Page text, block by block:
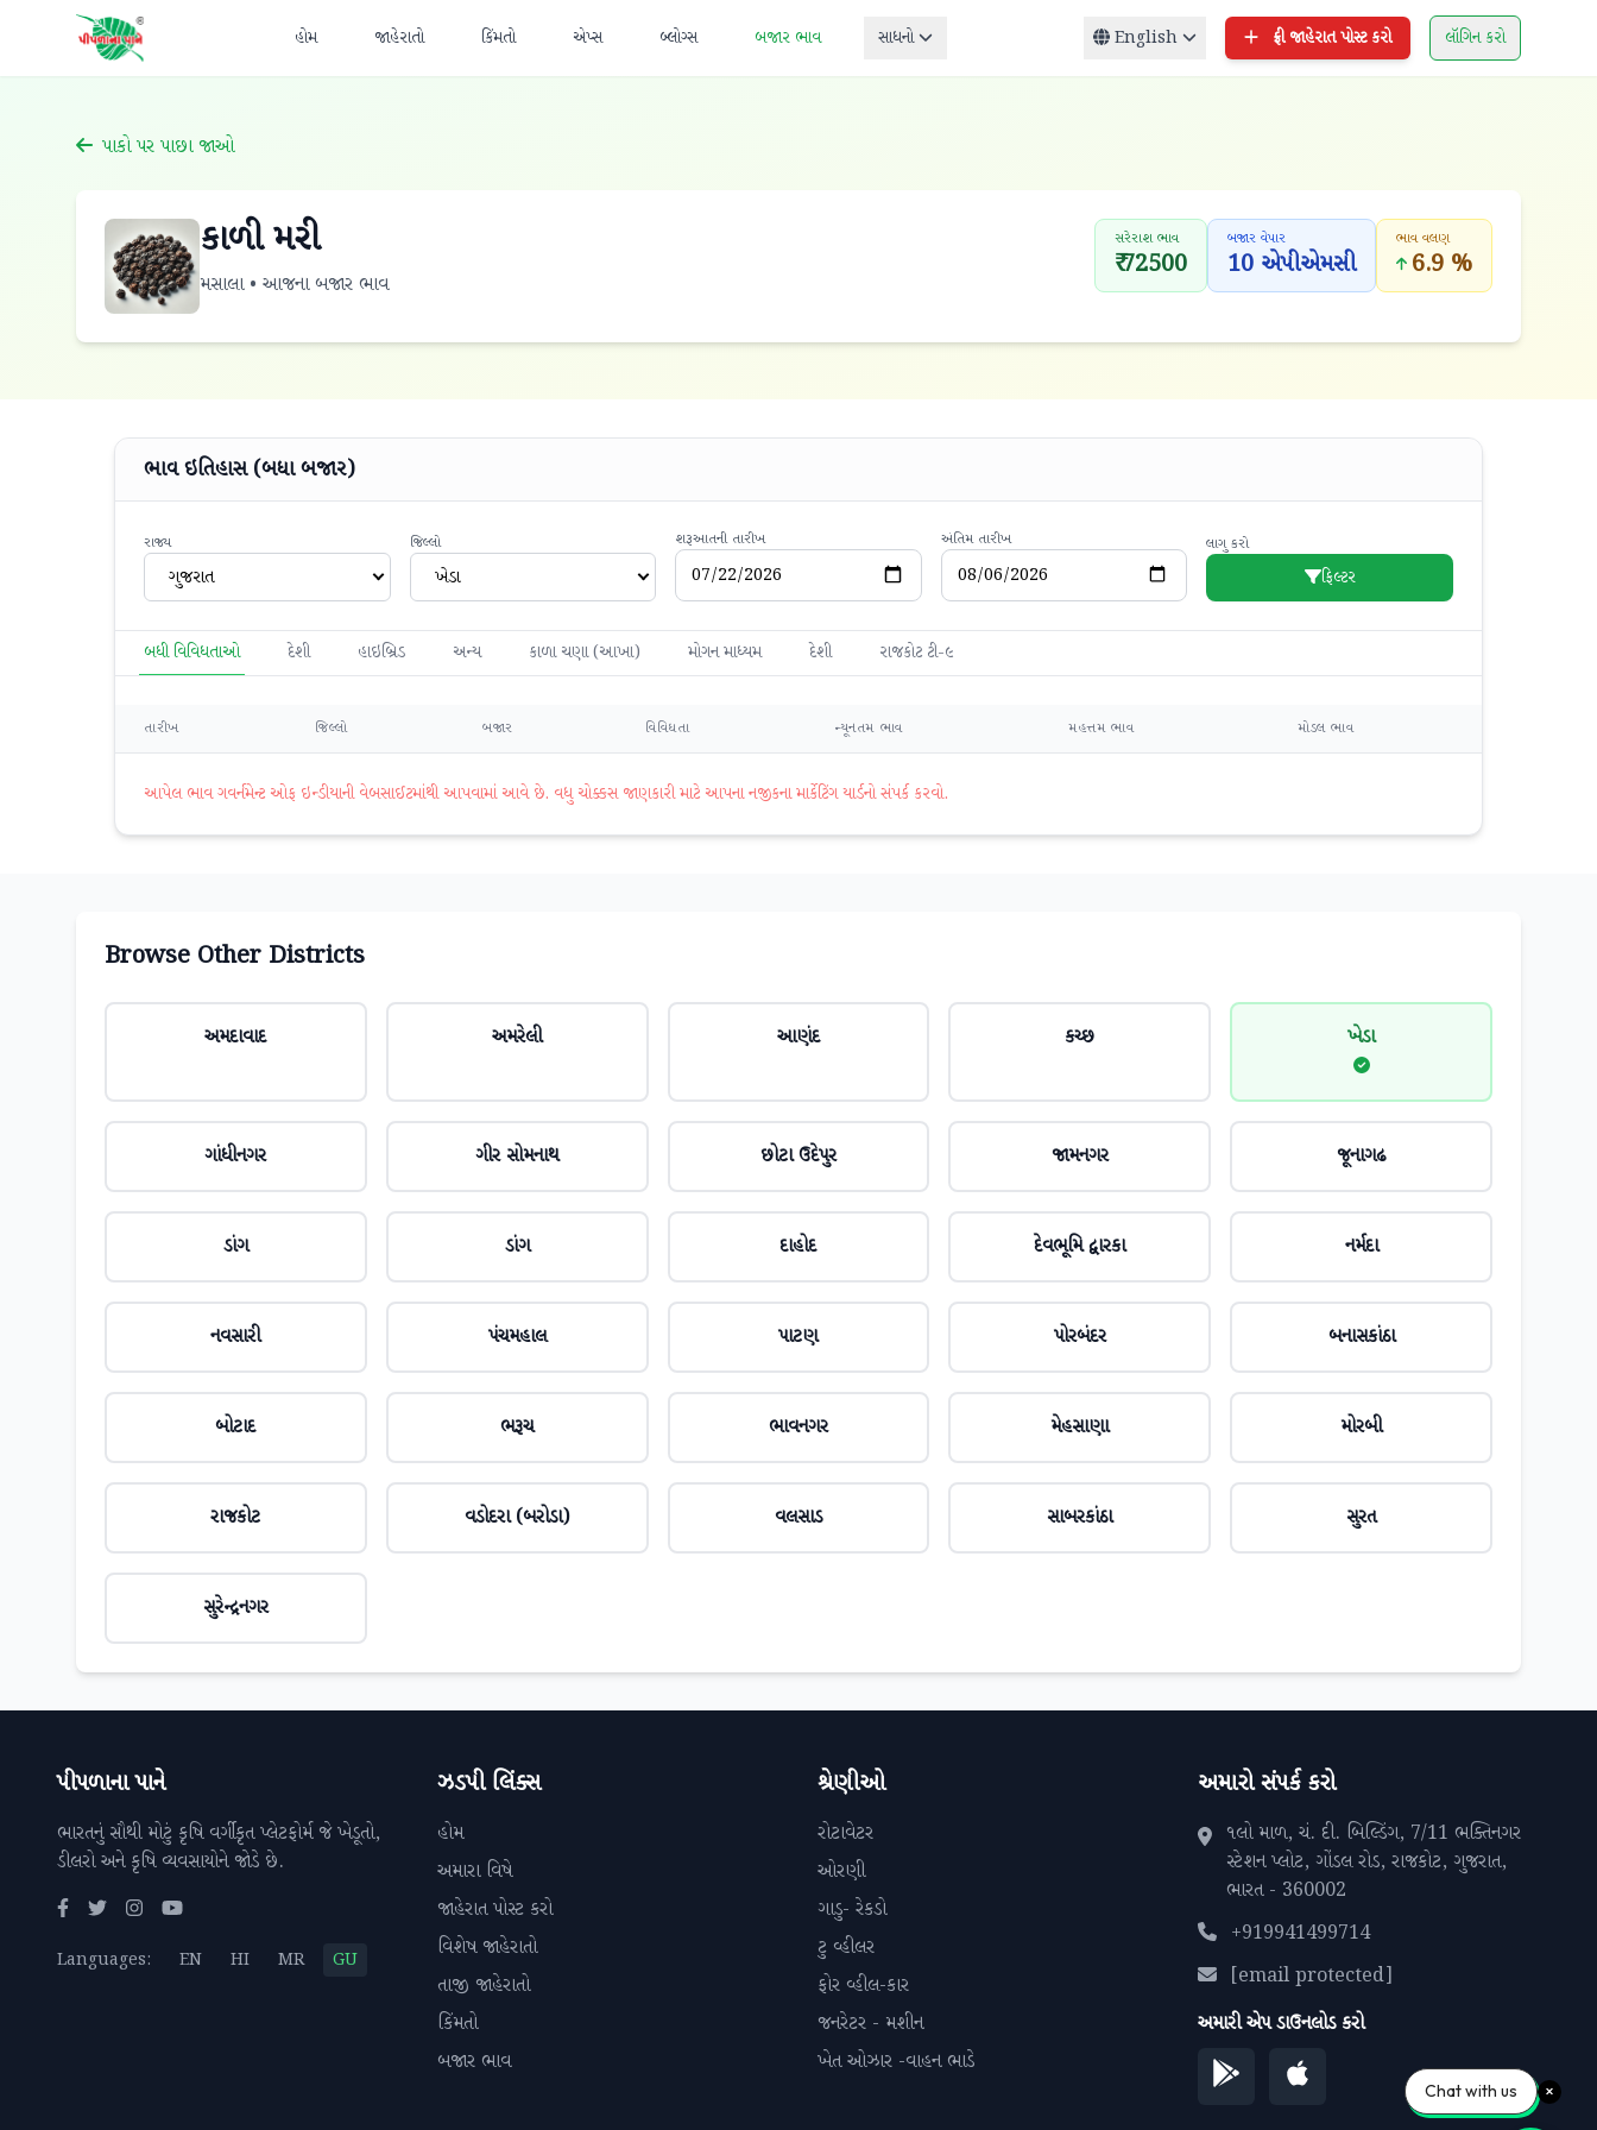
હોમ જાહેરાતો કિંમતો એપ્સ બ્લોગ્સ બજાર ભાવ સાધનો English ફ્રી જાહેરાત પોસ્ટ કરો લૉગિન કરો
પાકો પર પાછા જાઓ
કાળી મરી
મસાલા • આજના બજાર ભાવ
સરેરાશ ભાવ
₹ 72500
બજાર વેપાર
10 એપીએમસી
ભાવ વલણ
6.9 %
ભાવ ઇતિહાસ (બધા બજાર)
રાજ્ય
ગુજરાત
જિલ્લો
ખેડા
શરૂઆતની તારીખ અંતિમ તારીખ લાગુ કરો
ફિલ્ટર
બધી વિવિધતાઓ દેશી હાઇબ્રિડ અન્ય કાળા ચણા (આખા) મોગન માધ્યમ દેશી રાજકોટ ટી-૯
તારીખ જિલ્લો બજાર વિવિધતા ન્યૂનતમ ભાવ મહત્તમ ભાવ મોડલ ભાવ
આપેલ ભાવ ગવર્નમેન્ટ ઓફ ઇન્ડીયાની વેબસાઈટમાંથી આપવામાં આવે છે. વધુ ચોક્કસ જાણકારી માટે આપના નજીકના માર્કેટિંગ યાર્ડનો સંપર્ક કરવો.
Browse Other Districts
અમદાવાદ અમરેલી આણંદ કચ્છ ખેડા
ગાંધીનગર ગીર સોમનાથ છોટા ઉદેપુર જામનગર જૂનાગઢ
ડાંગ ડાંગ દાહોદ દેવભૂમિ દ્વારકા નર્મદા
નવસારી પંચમહાલ પાટણ પોરબંદર બનાસકાંઠા
બોટાદ ભરૂચ ભાવનગર મેહસાણા મોરબી
રાજકોટ વડોદરા (બરોડા) વલસાડ સાબરકાંઠા સુરત
સુરેન્દ્રનગર
પીપળાના પાને
ભારતનું સૌથી મોટું કૃષિ વર્ગીકૃત પ્લેટફોર્મ જે ખેડૂતો,
ડીલરો અને કૃષિ વ્યવસાયોને જોડે છે.
Languages: EN HI MR GU
ઝડપી લિંક્સ
હોમ
અમારા વિષે
જાહેરાત પોસ્ટ કરો
વિશેષ જાહેરાતો
તાજી જાહેરાતો
કિંમતો
બજાર ભાવ
શ્રેણીઓ
રોટાવેટર
ઓરણી
ગાડુ- રેકડો
ટુ વ્હીલર
ફોર વ્હીલ-કાર
જનરેટર - મશીન
ખેત ઓઝાર -વાહન ભાડે
અમારો સંપર્ક કરો
૧લો માળ, ચં. દી. બિલ્ડિંગ, 7/11 ભક્તિનગર
સ્ટેશન પ્લોટ, ગોંડલ રોડ, રાજકોટ, ગુજરાત,
ભારત - 360002
+919941499714
[email protected]
અમારી એપ ડાઉનલોડ કરો
Chat with us